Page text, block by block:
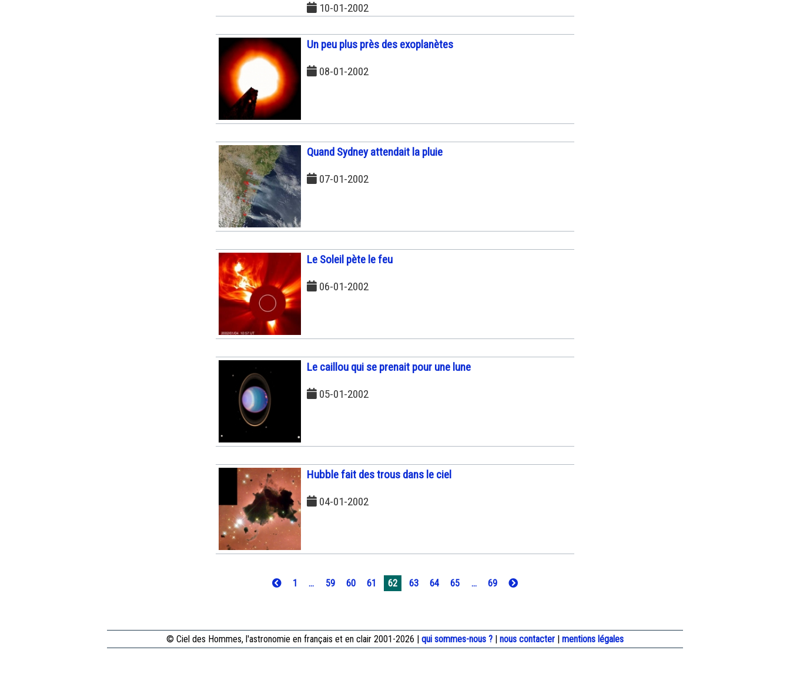
10-01-2002
Un peu plus près des exoplanètes
08-01-2002
Quand Sydney attendait la pluie
07-01-2002
Le Soleil pète le feu
06-01-2002
Le caillou qui se prenait pour une lune
05-01-2002
Hubble fait des trous dans le ciel
04-01-2002
1 ... 59 60 61 62 63 64 65 ... 69
© Ciel des Hommes, l'astronomie en français et en clair 2001-2026 | qui sommes-nous ? | nous contacter | mentions légales